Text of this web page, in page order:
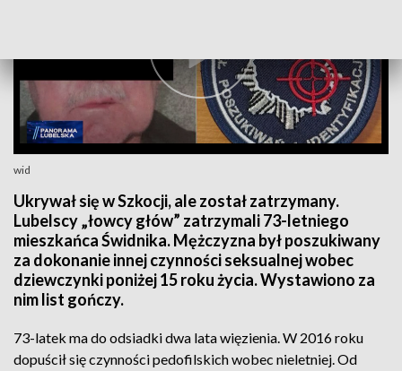
wid
Ukrywał się w Szkocji, ale został zatrzymany.
Lubelscy „łowcy głów” zatrzymali 73-letniego
mieszkańca Świdnika. Mężczyzna był poszukiwany
za dokonanie innej czynności seksualnej wobec
dziewczynki poniżej 15 roku życia. Wystawiono za
nim list gończy.
73-latek ma do odsiadki dwa lata więzienia. W 2016 roku
dopuścił się czynności pedofilskich wobec nieletniej. Od